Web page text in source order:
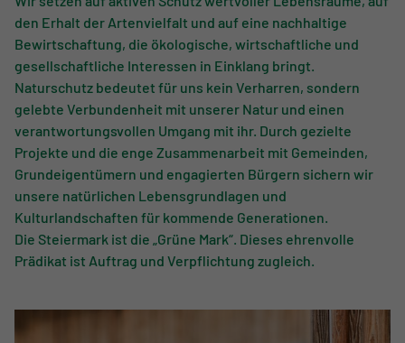
den Erhalt der Artenvielfalt und auf eine nachhaltige
Bewirtschaftung, die ökologische, wirtschaftliche und
gesellschaftliche Interessen in Einklang bringt.
Naturschutz bedeutet für uns kein Verharren, sondern
gelebte Verbundenheit mit unserer Natur und einen
verantwortungsvollen Umgang mit ihr. Durch gezielte
Projekte und die enge Zusammenarbeit mit Gemeinden,
Grundeigentümern und engagierten Bürgern sichern wir
unsere natürlichen Lebensgrundlagen und
Kulturlandschaften für kommende Generationen.
Die Steiermark ist die „Grüne Mark“. Dieses ehrenvolle
Prädikat ist Auftrag und Verpflichtung zugleich.